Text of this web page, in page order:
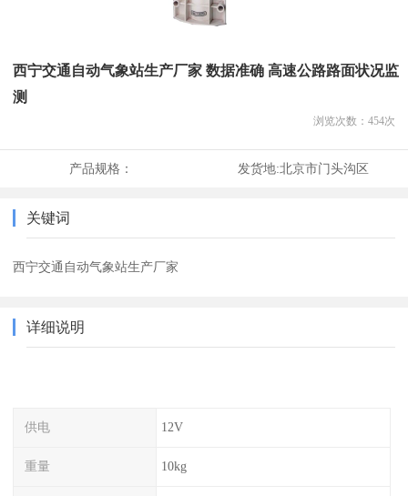
西宁交通自动气象站生产厂家 数据准确 高速公路路面状况监
测
浏览次数： 454次
产品规格： 发货地:北京市门头沟区
关键词
西宁交通自动气象站生产厂家
详细说明
供电 12V
重量 10kg